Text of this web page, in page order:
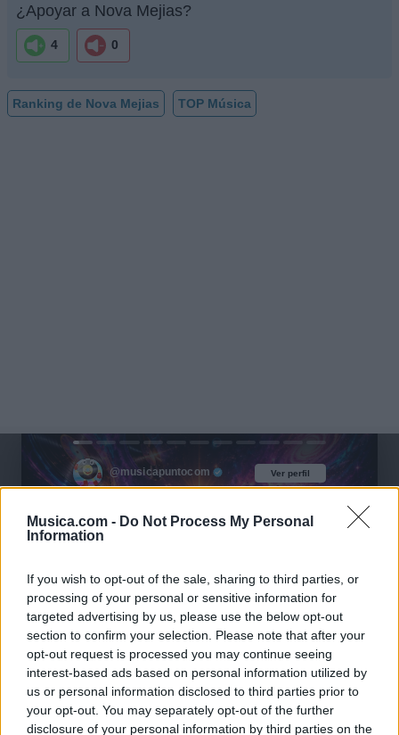
Musica.com - Do Not Process My Personal
Information
If you wish to opt-out of the sale, sharing to third parties, or
processing of your personal or sensitive information for
targeted advertising by us, please use the below opt-out
section to confirm your selection. Please note that after your
opt-out request is processed you may continue seeing
interest-based ads based on personal information utilized by
us or personal information disclosed to third parties prior to
your opt-out. You may separately opt-out of the further
disclosure of your personal information by third parties on the
¿Apoyar a Nova Mejias?
4 0
Ranking de Nova Mejias TOP Música
Ver perfil
@musicapuntocom Ver perfil